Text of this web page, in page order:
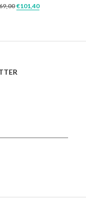
Il prezzo originale
€101,40Il prezzo